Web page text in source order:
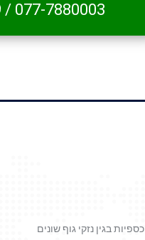
077-7880003
/
בגין נזקי גוף שונים